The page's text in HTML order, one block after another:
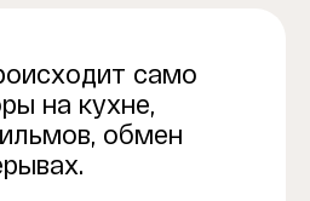
само
на кухне,
обмен